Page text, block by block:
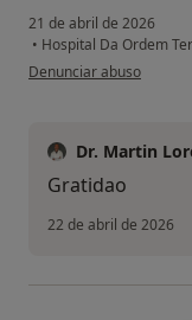
21 de abril de 2026
• Hospital Da Ordem
na opinião do utilizador
Denunciar abuso
Dr. Martin
Gratidao
22 de abril de 2026